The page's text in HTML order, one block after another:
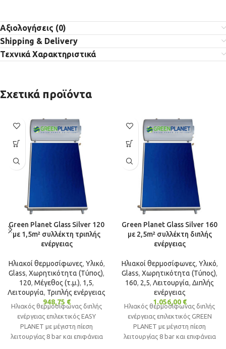
Αξιολογήσεις (0)
Shipping & Delivery
Τεχνικά Χαρακτηριστικά
Σχετικά προϊόντα
Green Planet Glass Silver 120
με 1,5m² συλλέκτη τριπλής
ενέργειας
Ηλιακοί θερμοσίφωνες, Υλικό,
Glass, Χωρητικότητα (Τύπος),
120, Μέγεθος (τ.μ.), 1,5,
Λειτουργία, Τριπλής ενέργειας
948,75 €
Ηλιακός θερμοσίφωνας διπλής
ενέργειας επιλεκτικός EASY
PLANET με μέγιστη πίεση
λειτουργίας 8 bar και επιφάνεια
Green Planet Glass Silver 160
με 2,5m² συλλέκτη διπλής
ενέργειας
Ηλιακοί θερμοσίφωνες, Υλικό,
Glass, Χωρητικότητα (Τύπος),
160, 2,5, Λειτουργία, Διπλής
ενέργειας
1.056,00 €
Ηλιακός θερμοσίφωνας διπλής
ενέργειας επιλεκτικός GREEN
PLANET με μέγιστη πίεση
λειτουργίας 8 bar και επιφάνεια